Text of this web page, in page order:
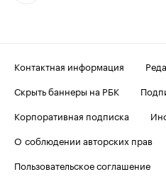
Контактная информация
Скрыть баннеры на РБК
Корпоративная подписка
О соблюдении авторских прав
Пользовательское соглашение